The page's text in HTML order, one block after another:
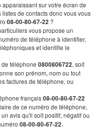
sur votre écran de
de contacts donc vous vous
08-00-80-67-22 ?
vous propose un
de téléphone à identifier,
et identifie le
téléphone 0800806722, soit
son prénom, nom ou tout
factures de téléphone, ou
français08-00-80-67-22
de ce numéro de téléphone,
avis qu'il soit positif, négatif ou
08-00-80-67-22.